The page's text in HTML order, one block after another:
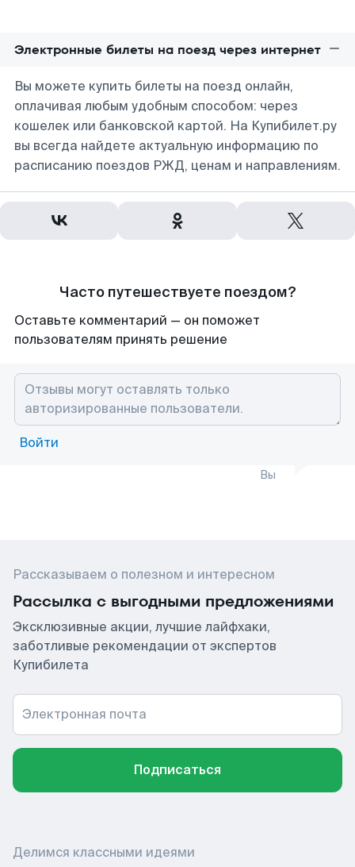
Электронные билеты на поезд через интернет
Вы можете купить билеты на поезд онлайн,
оплачивая любым удобным способом: через
кошелек или банковской картой. На Купибилет.ру
вы всегда найдете актуальную информацию по
расписанию поездов РЖД, ценам и направлениям.
Часто путешествуете поездом?
Оставьте комментарий — он поможет
пользователям принять решение
Войти
Вы
Рассказываем о полезном и интересном
Рассылка с выгодными предложениями
Эксклюзивные акции, лучшие лайфхаки,
заботливые рекомендации от экспертов
Купибилета
Электронная почта
Подписаться
Делимся классными идеями